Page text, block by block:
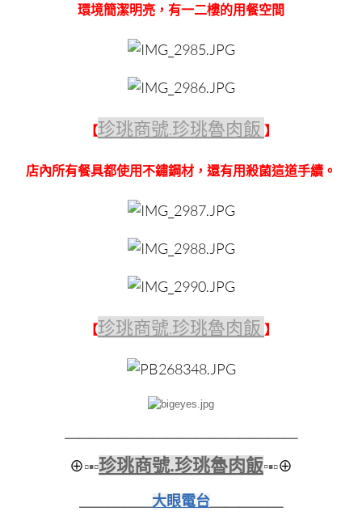
環境簡潔明亮，有一二樓的用餐空間
【珍珧商號.珍珧魯肉飯 】
店內所有餐具都使用不鏽鋼材，還有用殺菌這道手續。
【珍珧商號.珍珧魯肉飯 】
⊕▫▪▫珍珧商號.珍珧魯肉飯▫▪▫⊕
大眼電台